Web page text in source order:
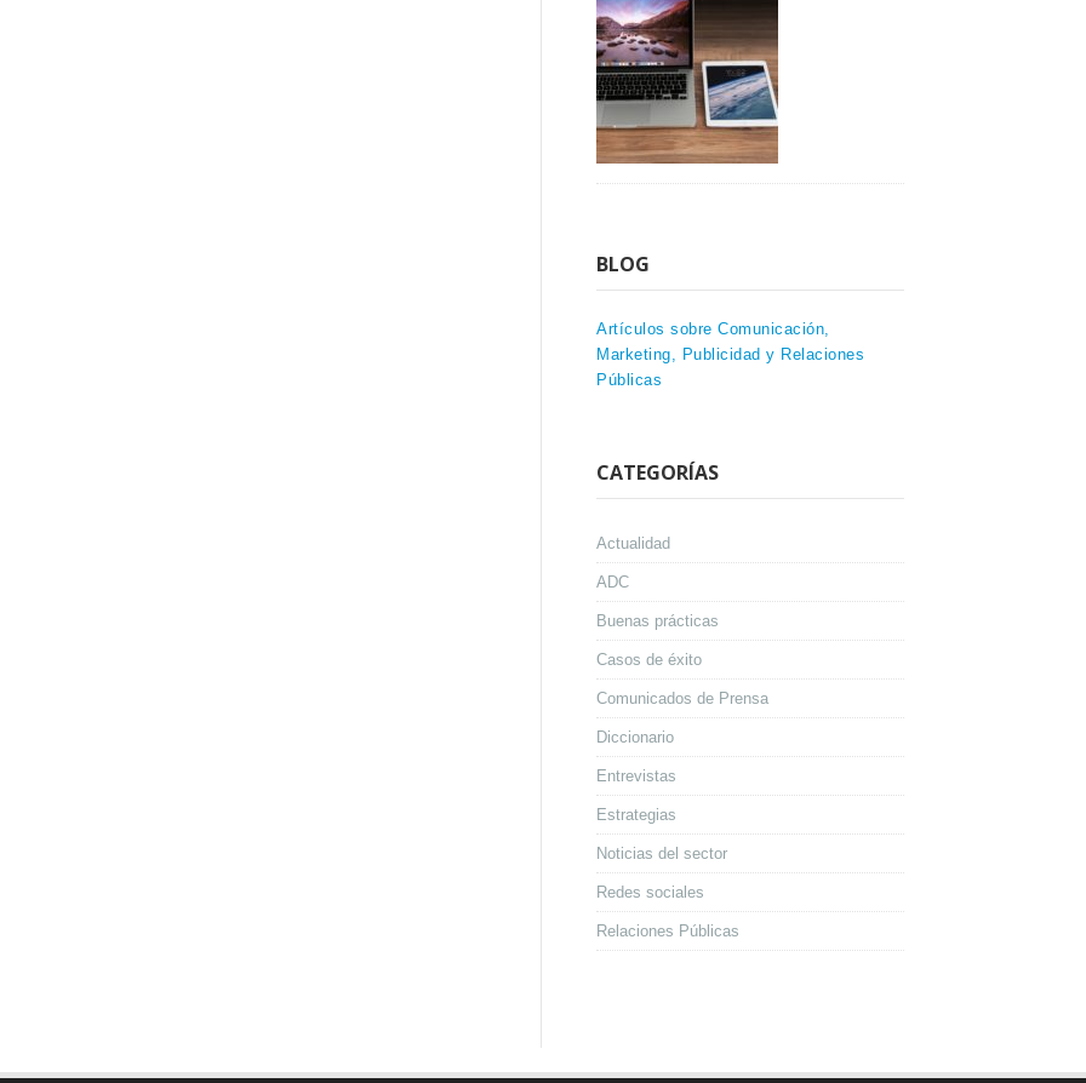
BLOG
Artículos sobre Comunicación,
Marketing, Publicidad y Relaciones
Públicas
CATEGORÍAS
Actualidad
ADC
Buenas prácticas
Casos de éxito
Comunicados de Prensa
Diccionario
Entrevistas
Estrategias
Noticias del sector
Redes sociales
Relaciones Públicas